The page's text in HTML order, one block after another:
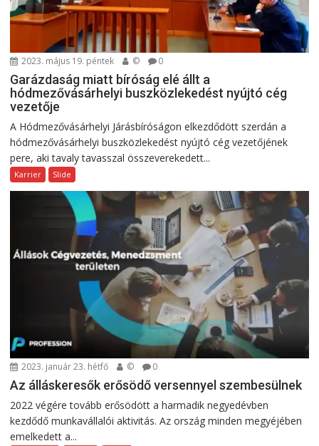
2023. május 19. péntek © 0
Garázdaság miatt bíróság elé állt a
hódmezővásárhelyi buszközlekedést nyújtó cég
vezetője
A Hódmezővásárhelyi Járásbíróságon elkezdődött szerdán a
hódmezővásárhelyi buszközlekedést nyújtó cég vezetőjének
pere, aki tavaly tavasszal összeverekedett...
Karrier Slide
2023. január 23. hétfő © 0
Az álláskeresők erősödő versennyel szembesülnek
2022 végére tovább erősödött a harmadik negyedévben
kezdődő munkavállalói aktivitás. Az ország minden megyéjében
emelkedett a...